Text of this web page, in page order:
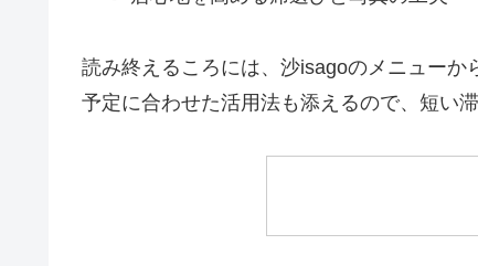
読み終えるころには、沙isagoのメニューか
予定に合わせた活用法も添えるので、短い